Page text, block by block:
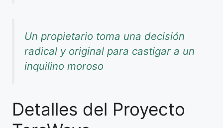
Un propietario toma una decisión
radical y original para castigar a un
inquilino moroso
Detalles del Proyecto